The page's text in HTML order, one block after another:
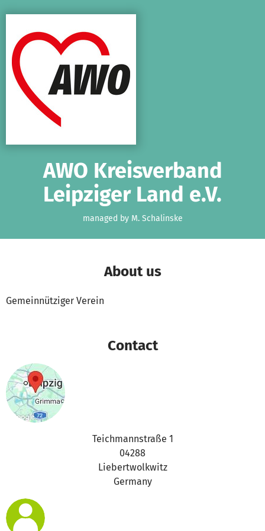
AWO Kreisverband
Leipziger Land e.V.
managed by M. Schalinske
About us
Gemeinnütziger Verein
Contact
Teichmannstraße 1
04288
Liebertwolkwitz
Germany